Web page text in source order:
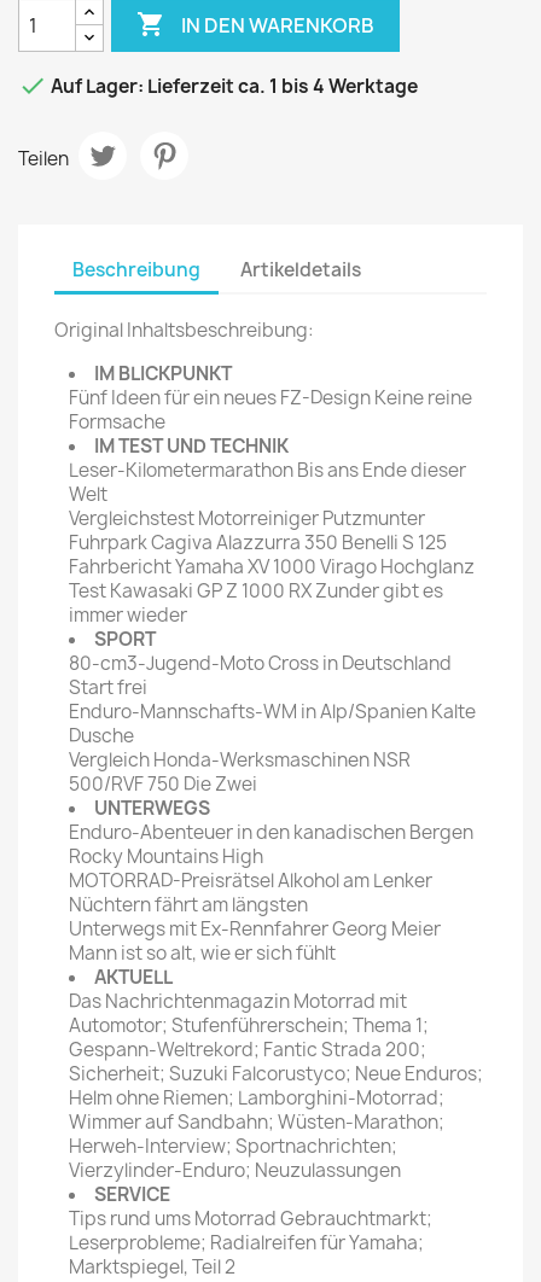
 IN DEN WARENKORB
 Auf Lager: Lieferzeit ca. 1 bis 4 Werktage
Teilen
Beschreibung Artikeldetails
Original Inhaltsbeschreibung:
IM BLICKPUNKT
Fünf Ideen für ein neues FZ-Design Keine reine
Formsache
IM TEST UND TECHNIK
Leser-Kilometermarathon Bis ans Ende dieser
Welt
Vergleichstest Motorreiniger Putzmunter
Fuhrpark Cagiva Alazzurra 350 Benelli S 125
Fahrbericht Yamaha XV 1000 Virago Hochglanz
Test Kawasaki GP Z 1000 RX Zunder gibt es
immer wieder
SPORT
80-cm3-Jugend-Moto Cross in Deutschland
Start frei
Enduro-Mannschafts-WM in Alp/Spanien Kalte
Dusche
Vergleich Honda-Werksmaschinen NSR
500/RVF 750 Die Zwei
UNTERWEGS
Enduro-Abenteuer in den kanadischen Bergen
Rocky Mountains High
MOTORRAD-Preisrätsel Alkohol am Lenker
Nüchtern fährt am längsten
Unterwegs mit Ex-Rennfahrer Georg Meier
Mann ist so alt, wie er sich fühlt
AKTUELL
Das Nachrichtenmagazin Motorrad mit
Automotor; Stufenführerschein; Thema 1;
Gespann-Weltrekord; Fantic Strada 200;
Sicherheit; Suzuki Falcorustyco; Neue Enduros;
Helm ohne Riemen; Lamborghini-Motorrad;
Wimmer auf Sandbahn; Wüsten-Marathon;
Herweh-Interview; Sportnachrichten;
Vierzylinder-Enduro; Neuzulassungen
SERVICE
Tips rund ums Motorrad Gebrauchtmarkt;
Leserprobleme; Radialreifen für Yamaha;
Marktspiegel, Teil 2